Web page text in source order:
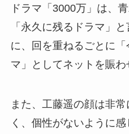
ドラマ「3000万」は、
「永久に残るドラマ」
に、回を重ねるごとに
マ」としてネットを賑わ
また、工藤遥の顔は非
く、個性がないように